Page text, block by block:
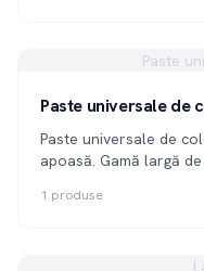
Paste
Paste universale de
Paste universale de
apoasă. Gamă largă
1 produse